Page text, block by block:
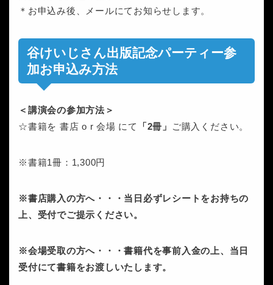
＊お申込み後、メールにてお知らせします。
谷けいじさん出版記念パーティー参
加お申込み方法
＜講演会の参加方法＞
☆書籍を 書店 o r 会場 にて
「2冊」 ご購入ください。
※書籍1冊：1,300円
※書店購入の方へ・・・当日必ずレシートをお持ちの
上、受付でご提示ください。
※会場受取の方へ・・・書籍代を事前入金の上、当日
受付にて書籍をお渡しいたします。